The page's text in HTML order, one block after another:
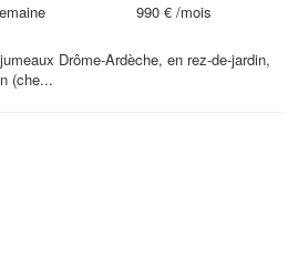
990 € /mois
Drôme-Ardèche, en rez-de-jardin,
(che...